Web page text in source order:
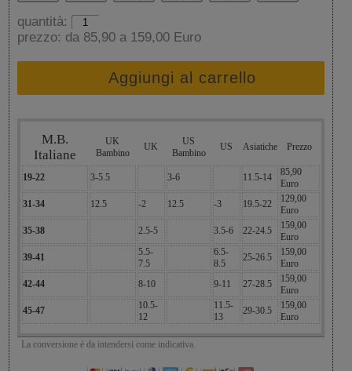
quantità:
prezzo: da 85,90 a 159,00 Euro
Aggiungi al carrello
M.B.
Italiane
UK
Bambino
UK
US
Bambino
US Asiatiche Prezzo
19-22 3-5.5 3-6 11.5-14
85,90
Euro
31-34
12.5 -2 12.5 -3 19.5-22
129,00
Euro
35-38
2.5-5 3.5-6 22-24.5
159,00
Euro
39-41
5.5-
7.5
6.5-
8.5
25-26.5
159,00
Euro
42-44
8-10 9-11 27-28.5
159,00
Euro
45-47
10.5-
12
11.5-
13
29-30.5
159,00
Euro
La conversione è da intendersi come indicativa.